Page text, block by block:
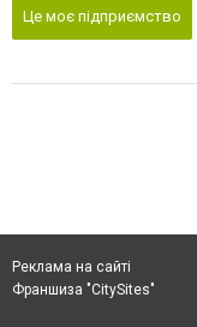
Це моє підприємство
Реклама на сайті
Франшиза "CitySites"